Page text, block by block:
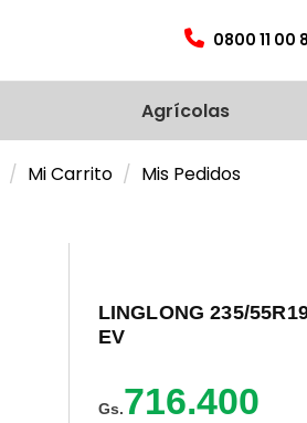
0800 11 00
Agrícolas
Mi Carrito Mis Pedidos
LINGLONG 235/
EV
Gs.716.400